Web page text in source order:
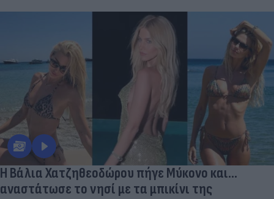
Η Βάλια Χατζηθεοδώρου πήγε Μύκονο και...
αναστάτωσε το νησί με τα μπικίνι της